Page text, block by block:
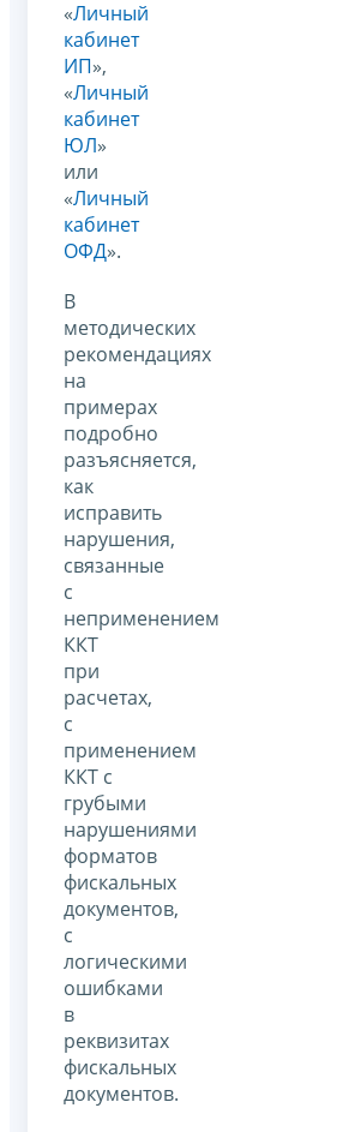
«Личный
кабинет
ИП»,
«Личный
кабинет
ЮЛ»
или
«Личный
кабинет
ОФД».
В
методических
рекомендациях
на
примерах
подробно
разъясняется,
как
исправить
нарушения,
связанные
с
неприменением
ККТ
при
расчетах,
с
применением
ККТ с
грубыми
нарушениями
форматов
фискальных
документов,
с
логическими
ошибками
в
реквизитах
фискальных
документов.